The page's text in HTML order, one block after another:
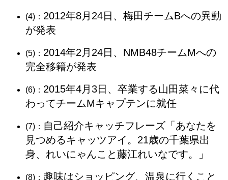
(4)： 2012年8月24日、梅田チームBへの異動
が発表
(5)： 2014年2月24日、NMB48チームMへの
完全移籍が発表
(6)： 2015年4月3日、卒業する山田菜々に代
わってチームMキャプテンに就任
(7)： 自己紹介キャッチフレーズ「あなたを
見つめるキャッツアイ。21歳の千葉県出
身、れいにゃんこと藤江れいなです。」
(8)： 趣味はショッピング、温泉に行くこと